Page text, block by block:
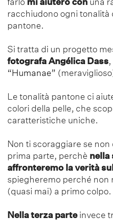
racchiudono ogni tonalità
pantone.
Si tratta di un progetto
fotografa Angélica Dass
“Humanae”
Le tonalità pantone ci
colori della pelle, che
caratteristiche uniche.
Non ti scoraggiare se
prima parte, perchè nella
affronteremo la verità
spiegheremo perché non
(quasi mai) a primo colpo.
Nella terza parteinvece